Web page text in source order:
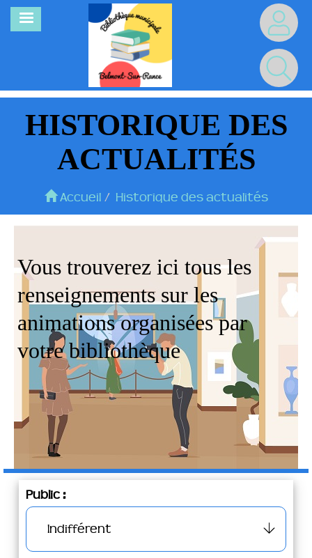
Aller
HISTORIQUE DES
ACTUALITÉS
Accueil Historique des actualités
Vous trouverez ici tous les
renseignements sur les
animations organisées par
votre bibliothèque
Public :